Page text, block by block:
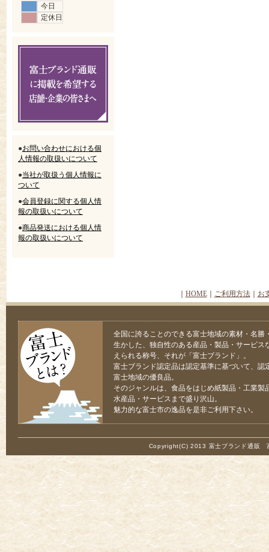
今日
定休日
●お問い合わせにおける個
人情報の取扱いについて
●当社が取扱う個人情報に
ついて
●会員登録に関する個人情
報の取扱いについて
●商品発送における個人情
報の取扱いについて
HOME｜ ご利用方法｜ お
全国に誇ることのできる富士地域の素材・名勝
生かした、独自性のある産品・製品・サービス
えられる称号、それが「富士ブランド」。
富士ブランド認定品は認定基準に基づいて、認
富士地域の優良品。
そのジャンルは、食品をはじめ紙製品・工業製
水産品・サービスまで盛り沢山。
魅力的な富士市の逸品を是非ご利用下さい。
Copyright(C) 2013 富士ブランド通販